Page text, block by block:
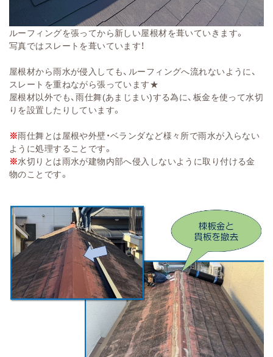
ルーフィングを張ってから新しい屋根材を葺いていきます。
写真ではスレートを葺いています！
屋根材から雨水が侵入しても、ルーフィングへ流れないように、
スレートを重ねながら張っています★
屋根材以外でも、雨仕舞(あまじまい)する為に、板金を使って水切
りを設置したりしています。
※雨仕舞とは屋根や外壁・ベランダなど様々所で雨水が入らない
ように処理することです。
※水切りとは雨水が建物内部へ侵入しないように取り付ける金
物のことです。